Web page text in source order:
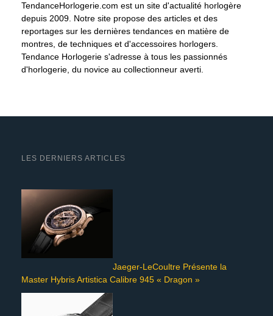
TendanceHorlogerie.com est un site d'actualité horlogère
depuis 2009. Notre site propose des articles et des
reportages sur les dernières tendances en matière de
montres, de techniques et d'accessoires horlogers.
Tendance Horlogerie s'adresse à tous les passionnés
d'horlogerie, du novice au collectionneur averti.
LES DERNIERS ARTICLES
Jaeger-LeCoultre Présente la
Master Hybris Artistica Calibre 945 « Dragon »